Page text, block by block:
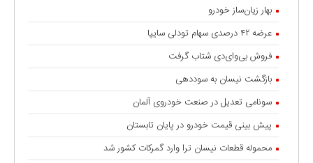
بهار زیان‌ساز خودرو
عرضه ۴۲ درصدی سهام تودلی سایپا
فروش بی‌وای‌دی شتاب گرفت
بازگشت نیسان به سوددهی
سونامی تعدیل در صنعت خودروی آلمان
پیش بینی قیمت خودرو در پایان تابستان
محموله قطعات نیسان ترا وارد گمرکات کشور شد